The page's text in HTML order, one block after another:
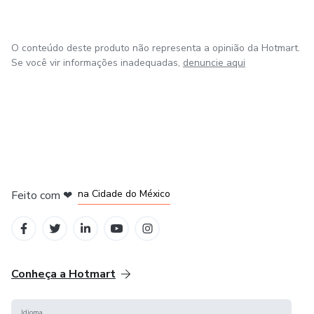
O conteúdo deste produto não representa a opinião da Hotmart.
Se você vir informações inadequadas, denuncie aqui
Feito com ❤ na Cidade do México
Conheça a Hotmart